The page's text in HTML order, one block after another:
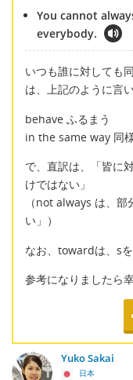
You cannot
everybody.
いつも誰に対しても
は、上記のように言い
behave ふるまう
in the same way 同
で、直訳は、「皆に
けではない」
（not always は、
い」）
なお、towardは、sを
参考になりましたら幸
Yuko Sakai
日本